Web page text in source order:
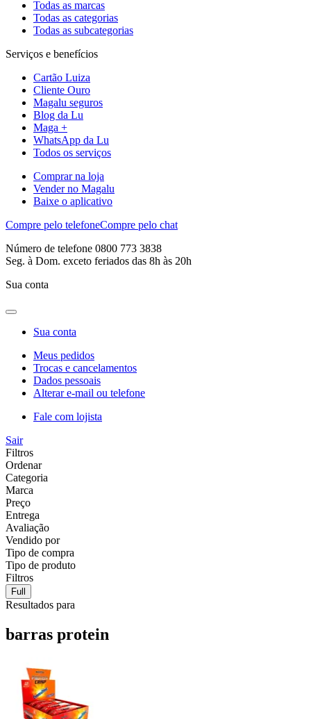
Todas as marcas
Todas as categorias
Todas as subcategorias
Serviços e benefícios
Cartão Luiza
Cliente Ouro
Magalu seguros
Blog da Lu
Maga +
WhatsApp da Lu
Todos os serviços
Comprar na loja
Vender no Magalu
Baixe o aplicativo
Compre pelo telefoneCompre pelo chat
Número de telefone 0800 773 3838
Seg. à Dom. exceto feriados das 8h às 20h
Sua conta
Sua conta
Meus pedidos
Trocas e cancelamentos
Dados pessoais
Alterar e-mail ou telefone
Fale com lojista
Sair
Filtros
Ordenar
Categoria
Marca
Preço
Entrega
Avaliação
Vendido por
Tipo de compra
Tipo de produto
Filtros
Full
Resultados para
barras protein